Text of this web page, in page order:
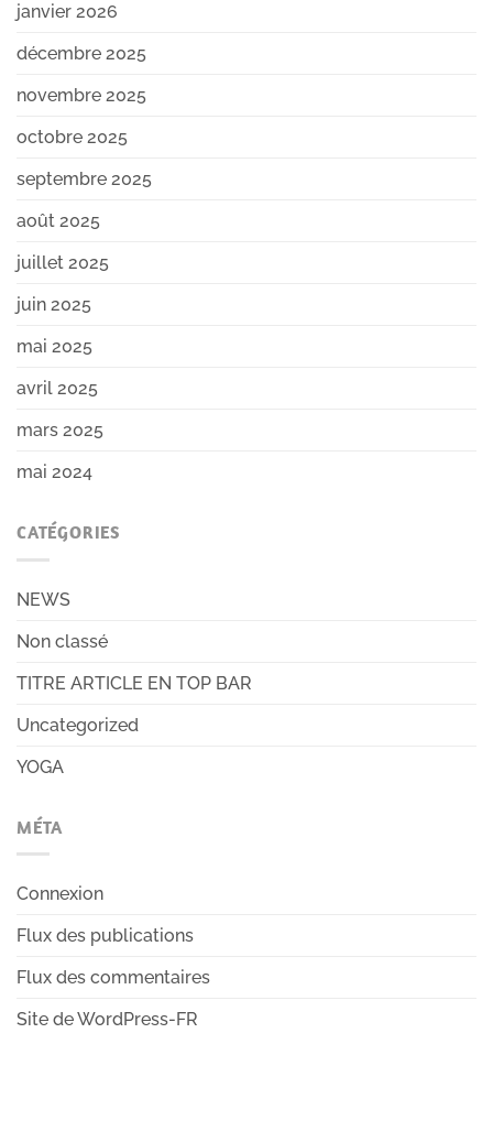
janvier 2026
décembre 2025
novembre 2025
octobre 2025
septembre 2025
août 2025
juillet 2025
juin 2025
mai 2025
avril 2025
mars 2025
mai 2024
CATÉGORIES
NEWS
Non classé
TITRE ARTICLE EN TOP BAR
Uncategorized
YOGA
MÉTA
Connexion
Flux des publications
Flux des commentaires
Site de WordPress-FR